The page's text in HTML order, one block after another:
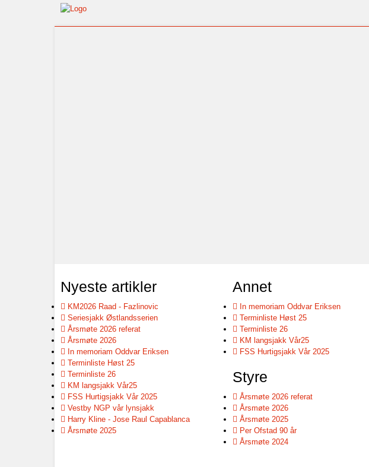
Nyeste artikler
KM2026 Raad - Fazlinovic
Seriesjakk Østlandsserien
Årsmøte 2026 referat
Årsmøte 2026
In memoriam Oddvar Eriksen
Terminliste Høst 25
Terminliste 26
KM langsjakk Vår25
FSS Hurtigsjakk Vår 2025
Vestby NGP vår lynsjakk
Harry Kline - Jose Raul Capablanca
Årsmøte 2025
Annet
In memoriam Oddvar Eriksen
Terminliste Høst 25
Terminliste 26
KM langsjakk Vår25
FSS Hurtigsjakk Vår 2025
Styre
Årsmøte 2026 referat
Årsmøte 2026
Årsmøte 2025
Per Ofstad 90 år
Årsmøte 2024